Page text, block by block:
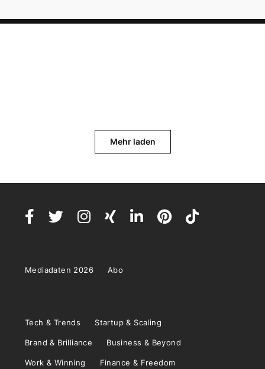
Mehr laden
Mediadaten 2026 Abo
Tech & Trends Startup & Scaling
Brand & Brilliance Business & Beyond
Work & Winning Finance & Freedom